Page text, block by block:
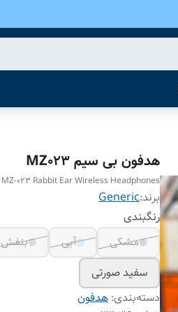
هدفون بی سیم MZ023
MZ-023 Rabbit Ear Wireless Headphones
برند:Generic
رنگبندی
مشکی
آبی بنفش
سفید صورتی
دسته‌بندی: هدفون